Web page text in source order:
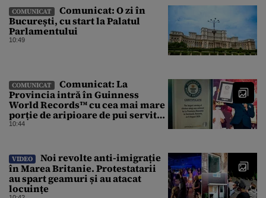
COMUNICAT
Comunicat: O zi în
București, cu start la Palatul
Parlamentului
10:49
COMUNICAT
Comunicat: La
Provincia intră în Guinness
World Records™ cu cea mai mare
porție de aripioare de pui servită
la un eveniment
10:44
VIDEO
Noi revolte anti-imigrație
în Marea Britanie. Protestatarii
au spart geamuri și au atacat
locuințe